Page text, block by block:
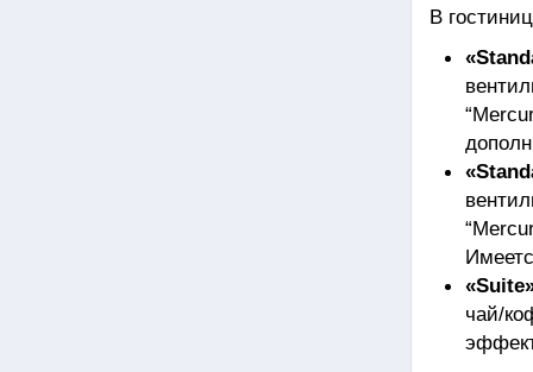
В
чай/